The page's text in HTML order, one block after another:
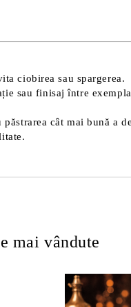
ciobirea sau spargerea.
sau finisaj între
cât mai bună a
mai vândute